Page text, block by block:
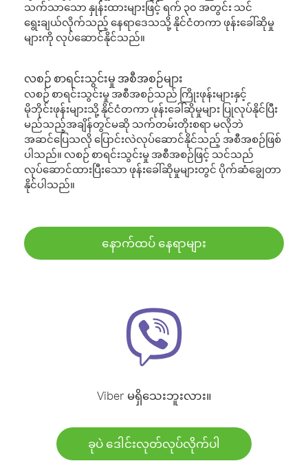
သက်သာသော နှုန်းထားများဖြင့် ရက် ၃၀ အတွင်း သင်
ရွေးချယ်လိုက်သည့် နေရာဒေသသို့ နိုင်ငံတကာ ဖုန်းခေါ်ဆိုမှု
များကို လုပ်ဆောင်နိုင်သည်။
လစဉ် စာရင်းသွင်းမှု အစီအစဉ်များ
လစဉ် စာရင်းသွင်းမှု အစီအစဉ်သည် ကြိုးဖုန်းများနှင့်
မိုဘိုင်းဖုန်းများသို့ နိုင်ငံတကာ ဖုန်းခေါ်ဆိုမှုများ ပြုလုပ်နိုင်ပြီး
မည်သည့်အချိန်တွင်မဆို သက်တမ်းတိုးစရာ မလိုဘဲ
အဆင်ပြေသလို ပြောင်းလဲလုပ်ဆောင်နိုင်သည့် အစီအစဉ်ဖြစ်
ပါသည်။ လစဉ် စာရင်းသွင်းမှု အစီအစဉ်ဖြင့် သင်သည်
လုပ်ဆောင်ထားပြီးသော ဖုန်းခေါ်ဆိုမှုများတွင် ပိုက်ဆံချွေတာ
နိုင်ပါသည်။
နောက်ထပ် နေရာများ
Viber မရှိသေးဘူးလား။
ခုပဲ ဒေါင်းလုတ်လုပ်လိုက်ပါ